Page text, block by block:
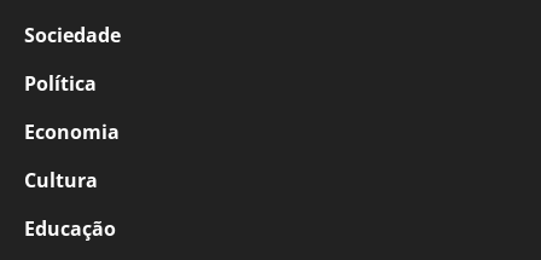
Sociedade
Política
Economia
Cultura
Educação